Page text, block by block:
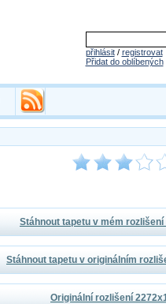
přihlásit/ registrovat
Přidat do oblíbených
Stáhnout tapetu v mém rozlišení
Stáhnout tapetu v originálním
Originální rozlišení